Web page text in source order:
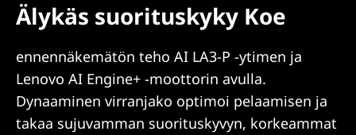
Älykäs suorituskyky Koe
ennennäkemätön teho AI LA3-P -ytimen ja
Lenovo AI Engine+ -moottorin avulla.
Dynaaminen virranjako optimoi pelaamisen ja
takaa sujuvamman suorituskyvyn, korkeammat